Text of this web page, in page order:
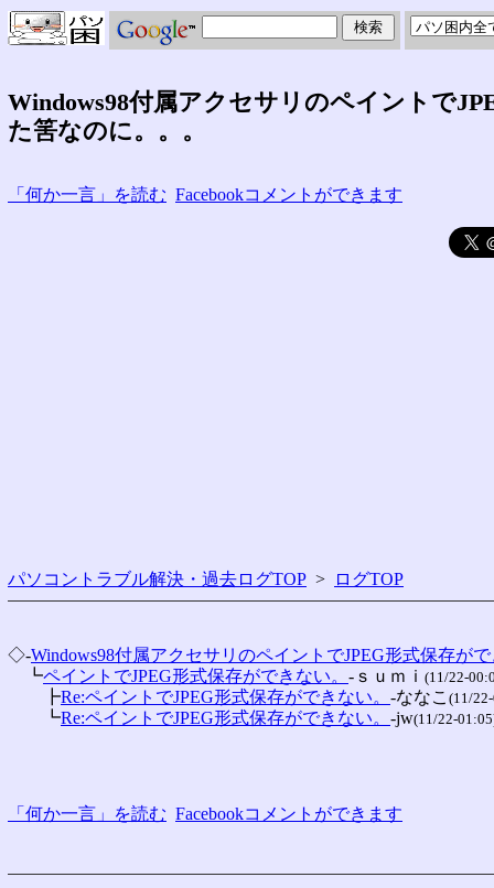
Windows98付属アクセサリのペイントで
た筈なのに。。。
「何か一言」を読む Facebookコメントができます
パソコントラブル解決・過去ログTOP > ログTOP
◇-Windows98付属アクセサリのペイントでJPEG形式保存が
┗ペイントでJPEG形式保存ができない。 -ｓｕｍｉ (11/22-
┣Re:ペイントでJPEG形式保存ができない。 -ななこ (11/
┗Re:ペイントでJPEG形式保存ができない。 -jw(11/22-
「何か一言」を読む Facebookコメントができます